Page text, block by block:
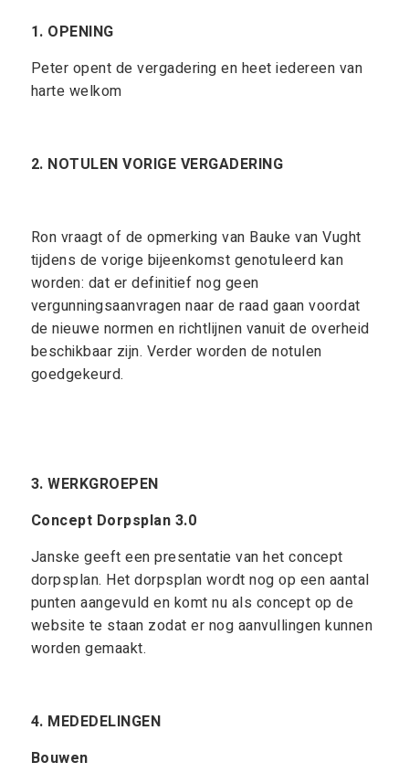
1. OPENING
Peter opent de vergadering en heet iedereen van
harte welkom
2. NOTULEN VORIGE VERGADERING
Ron vraagt of de opmerking van Bauke van Vught
tijdens de vorige bijeenkomst genotuleerd kan
worden: dat er definitief nog geen
vergunningsaanvragen naar de raad gaan voordat
de nieuwe normen en richtlijnen vanuit de overheid
beschikbaar zijn. Verder worden de notulen
goedgekeurd.
3. WERKGROEPEN
Concept Dorpsplan 3.0
Janske geeft een presentatie van het concept
dorpsplan. Het dorpsplan wordt nog op een aantal
punten aangevuld en komt nu als concept op de
website te staan zodat er nog aanvullingen kunnen
worden gemaakt.
4. MEDEDELINGEN
Bouwen